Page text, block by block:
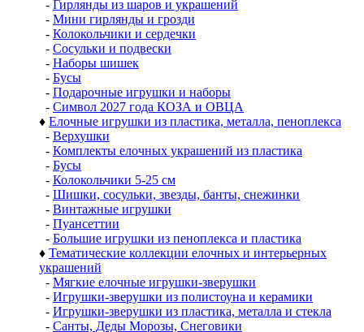
- Гирлянды из шаров и украшений
- Мини гирлянды и грозди
- Колокольчики и сердечки
- Сосульки и подвески
- Наборы шишек
- Бусы
- Подарочные игрушки и наборы
- Символ 2027 года КОЗА и ОВЦА
♦ Елочные игрушки из пластика, металла, пеноплекса
- Верхушки
- Комплекты елочных украшений из пластика
- Бусы
- Колокольчики 5-25 см
- Шишки, сосульки, звезды, банты, снежинки
- Винтажные игрушки
- Пуансеттии
- Большие игрушки из пеноплекса и пластика
♦ Тематические коллекции елочных и интерьерных
украшений
- Мягкие елочные игрушки-зверушки
- Игрушки-зверушки из полистоуна и керамики
- Игрушки-зверушки из пластика, металла и стекла
- Санты, Деды Морозы, Снеговики